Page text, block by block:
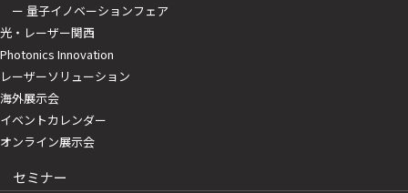
ー 量子イノベーションフェア
光・レーザー関西
Photonics Innovation
レーザーソリューション
海外展示会
イベントカレンダー
オンライン展示会
セミナー